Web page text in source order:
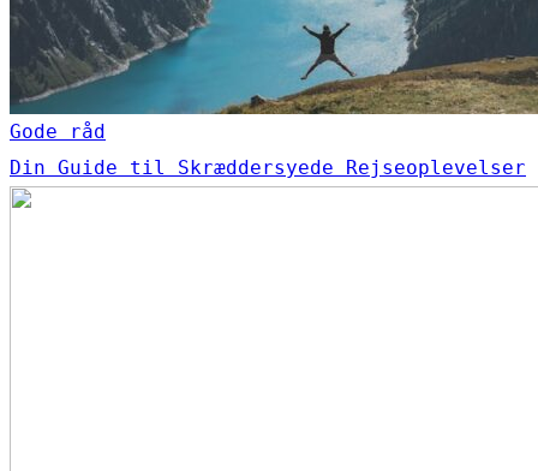
Gode råd
Din Guide til Skræddersyede Rejseoplevelser